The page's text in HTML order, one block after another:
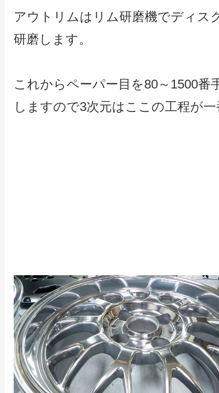
アウトリムはリム研磨機でディス
研磨します。
これからペーパー目を80～1500番
しますので3次元はここの工程が